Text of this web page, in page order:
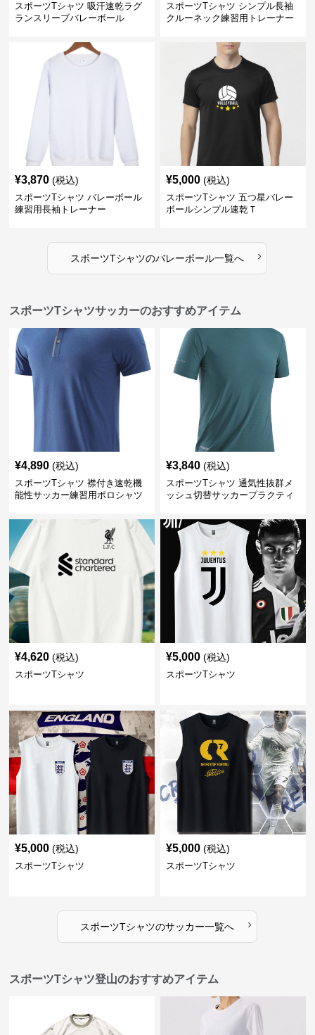
スポーツTシャツ 吸汗速乾ラグ
ランスリーブバレーボール
スポーツTシャツ シンプル長袖
クルーネック練習用トレーナー
¥3,870 (税込)
スポーツTシャツ バレーボール
練習用長袖トレーナー
¥5,000 (税込)
スポーツTシャツ 五つ星バレー
ボールシンプル速乾Ｔ
スポーツTシャツのバレーボール一覧へ ›
スポーツTシャツサッカーのおすすめアイテム
¥4,890 (税込)
スポーツTシャツ 襟付き速乾機
能性サッカー練習用ポロシャツ
¥3,840 (税込)
スポーツTシャツ 通気性抜群メ
ッシュ切替サッカープラクティ
¥4,620 (税込)
スポーツTシャツ
¥5,000 (税込)
スポーツTシャツ
¥5,000 (税込)
スポーツTシャツ
¥5,000 (税込)
スポーツTシャツ
スポーツTシャツのサッカー一覧へ ›
スポーツTシャツ登山のおすすめアイテム